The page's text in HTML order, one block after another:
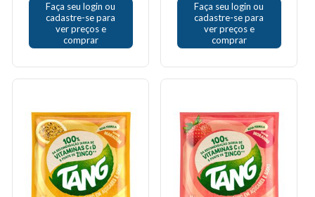
Faça seu login ou
cadastre-se para
ver preços e
comprar
Faça seu login ou
cadastre-se para
ver preços e
comprar